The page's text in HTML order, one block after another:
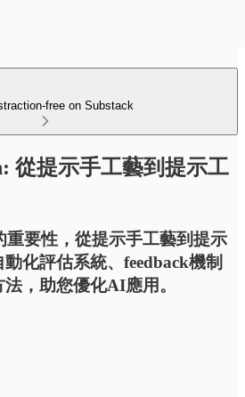
free on Substack
從提示手工藝到提示工
要性，從提示手工藝到提示
化評估系統、feedback機制
，助您優化AI應用。